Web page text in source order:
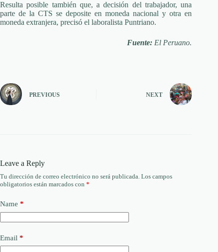
Resulta posible también que, a decisión del trabajador, una
parte de la CTS se deposite en moneda nacional y otra en
moneda extranjera, precisó el laboralista Puntriano.
Fuente: El Peruano.
PREVIOUS NEXT
Leave a Reply
Tu dirección de correo electrónico no será publicada. Los campos
obligatorios están marcados con *
Name *
Email *